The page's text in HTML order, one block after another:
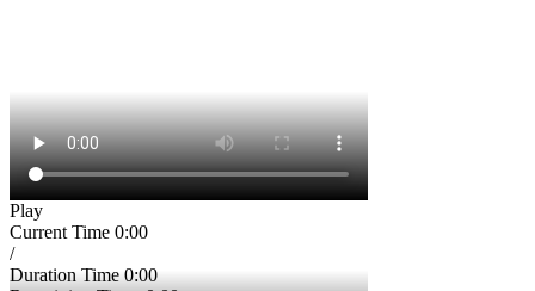
Play
Current Time 0:00
/
Duration Time0:00